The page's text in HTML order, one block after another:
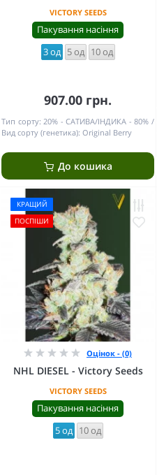
VICTORY SEEDS
Пакування насіння
3 од 5 од 10 од
907.00 грн.
Тип сорту: 20% - САТИВА/ІНДИКА - 80%
Вид сорту (генетика): Original Berry
До кошика
КРАЩИЙ
ПОСПІШИ
Оцінок - (0)
NHL DIESEL - Victory Seeds
VICTORY SEEDS
Пакування насіння
5 од 10 од